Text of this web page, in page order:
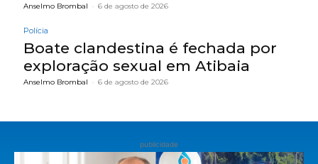
Anselmo Brombal - 6 de agosto de 2026
Polícia
Boate clandestina é fechada por
exploração sexual em Atibaia
Anselmo Brombal - 6 de agosto de 2026
publicidade